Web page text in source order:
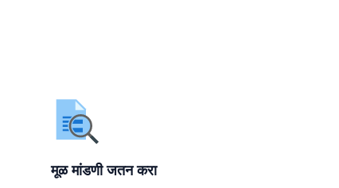
मूळ मांडणी जतन करा